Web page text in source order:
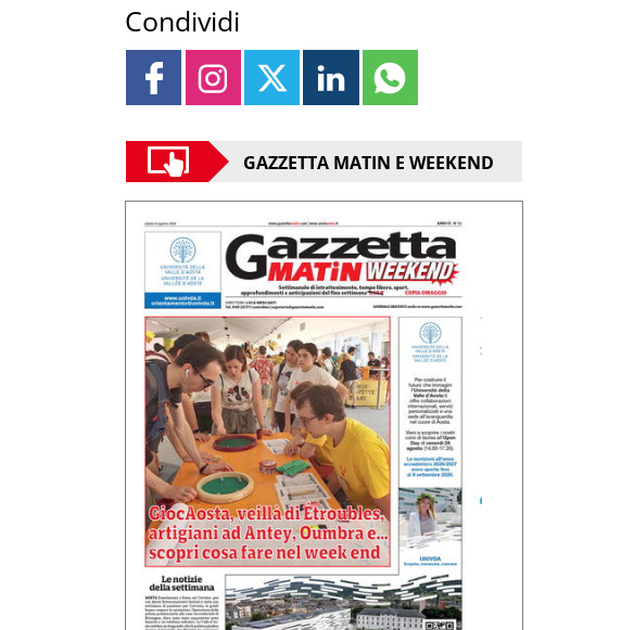
Condividi
GAZZETTA MATIN E WEEKEND